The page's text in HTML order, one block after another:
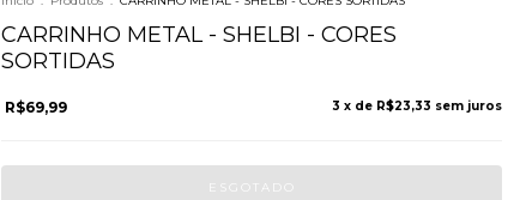
CARRINHO METAL - SHELBI - CORES
SORTIDAS
R$69,99 3 x de R$23,33 sem juros